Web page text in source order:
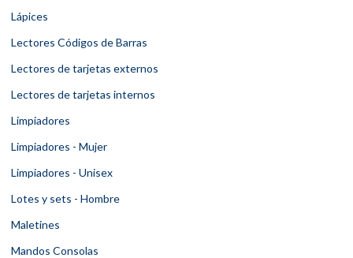
Lápices
Lectores Códigos de Barras
Lectores de tarjetas externos
Lectores de tarjetas internos
Limpiadores
Limpiadores - Mujer
Limpiadores - Unisex
Lotes y sets - Hombre
Maletines
Mandos Consolas